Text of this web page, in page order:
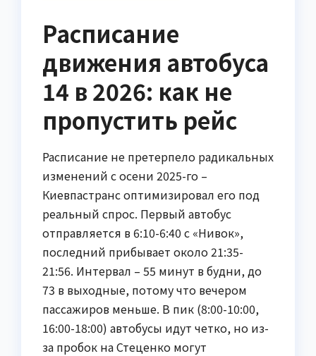
Расписание
движения автобуса
14 в 2026: как не
пропустить рейс
Расписание не претерпело радикальных
изменений с осени 2025-го –
Киевпастранс оптимизировал его под
реальный спрос. Первый автобус
отправляется в 6:10-6:40 с «Нивок»,
последний прибывает около 21:35-
21:56. Интервал – 55 минут в будни, до
73 в выходные, потому что вечером
пассажиров меньше. В пик (8:00-10:00,
16:00-18:00) автобусы идут четко, но из-
за пробок на Стеценко могут